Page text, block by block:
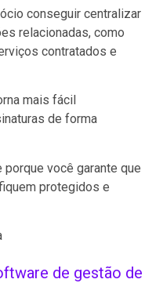
conseguir centralizar
relacionadas, como
contratados e
mais fácil
de forma
você garante que
protegidos e
de gestão de